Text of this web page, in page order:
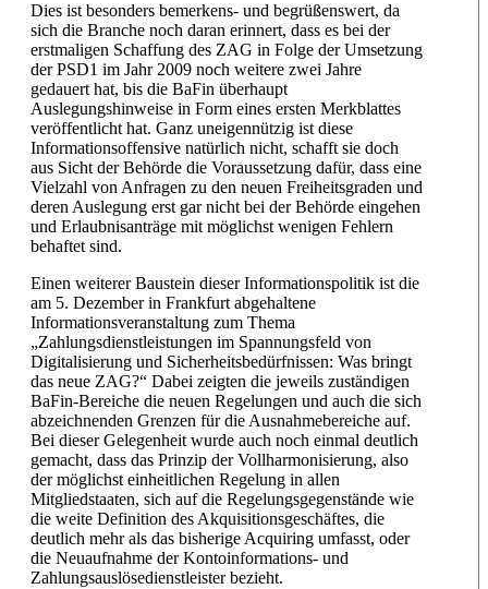
Dies ist besonders bemerkens- und begrüßenswert, da
sich die Branche noch daran erinnert, dass es bei der
erstmaligen Schaffung des ZAG in Folge der Umsetzung
der PSD1 im Jahr 2009 noch weitere zwei Jahre
gedauert hat, bis die BaFin überhaupt
Auslegungshinweise in Form eines ersten Merkblattes
veröffentlicht hat. Ganz uneigennützig ist diese
Informationsoffensive natürlich nicht, schafft sie doch
aus Sicht der Behörde die Voraussetzung dafür, dass eine
Vielzahl von Anfragen zu den neuen Freiheitsgraden und
deren Auslegung erst gar nicht bei der Behörde eingehen
und Erlaubnisanträge mit möglichst wenigen Fehlern
behaftet sind.
Einen weiterer Baustein dieser Informationspolitik ist die
am 5. Dezember in Frankfurt abgehaltene
Informationsveranstaltung zum Thema
„Zahlungsdienstleistungen im Spannungsfeld von
Digitalisierung und Sicherheitsbedürfnissen: Was bringt
das neue ZAG?“ Dabei zeigten die jeweils zuständigen
BaFin-Bereiche die neuen Regelungen und auch die sich
abzeichnenden Grenzen für die Ausnahmebereiche auf.
Bei dieser Gelegenheit wurde auch noch einmal deutlich
gemacht, dass das Prinzip der Vollharmonisierung, also
der möglichst einheitlichen Regelung in allen
Mitgliedstaaten, sich auf die Regelungsgegenstände wie
die weite Definition des Akquisitionsgeschäftes, die
deutlich mehr als das bisherige Acquiring umfasst, oder
die Neuaufnahme der Kontoinformations- und
Zahlungsauslösedienstleister bezieht.